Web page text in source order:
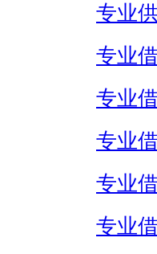
专业
专业
专业
专业
专业
专业